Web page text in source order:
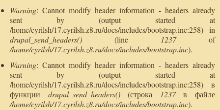
Warning: Cannot modify header information - headers already
sent by (output started at
/home/cyrilsh/17.cyrilsh.z8.ru/docs/includes/bootstrap.inc:258) in
drupal_send_headers() (line 1237of
/home/cyrilsh/17.cyrilsh.z8.ru/docs/includes/bootstrap.inc).
Warning: Cannot modify header information - headers already
sent by (output started at
/home/cyrilsh/17.cyrilsh.z8.ru/docs/includes/bootstrap.inc:258) в
функции drupal_send_headers()(строка 1237в файле
/home/cyrilsh/17.cyrilsh.z8.ru/docs/includes/bootstrap.inc).